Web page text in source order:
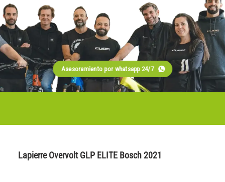
Asesoramiento por whatsapp 24/7
Lapierre Overvolt GLP ELITE Bosch 2021